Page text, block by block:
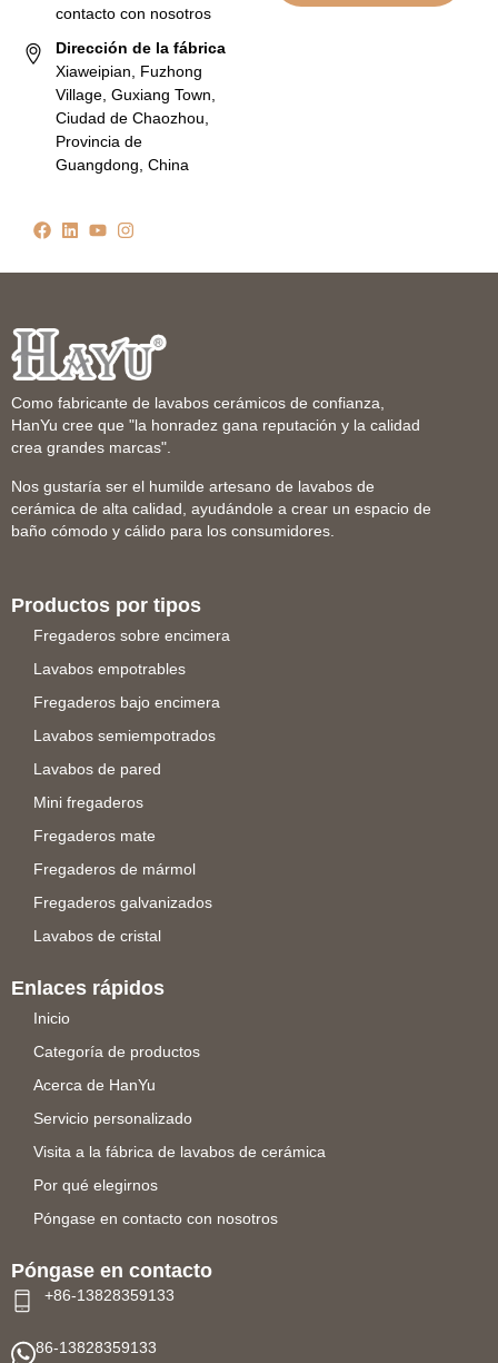
contacto con nosotros
Dirección de la fábrica
Xiaweipian, Fuzhong
Village, Guxiang Town,
Ciudad de Chaozhou,
Provincia de
Guangdong, China
Como fabricante de lavabos cerámicos de confianza,
HanYu cree que "la honradez gana reputación y la calidad
crea grandes marcas".
Nos gustaría ser el humilde artesano de lavabos de
cerámica de alta calidad, ayudándole a crear un espacio de
baño cómodo y cálido para los consumidores.
Productos por tipos
Fregaderos sobre encimera
Lavabos empotrables
Fregaderos bajo encimera
Lavabos semiempotrados
Lavabos de pared
Mini fregaderos
Fregaderos mate
Fregaderos de mármol
Fregaderos galvanizados
Lavabos de cristal
Enlaces rápidos
Inicio
Categoría de productos
Acerca de HanYu
Servicio personalizado
Visita a la fábrica de lavabos de cerámica
Por qué elegirnos
Póngase en contacto con nosotros
Póngase en contacto
+86-13828359133
86-13828359133